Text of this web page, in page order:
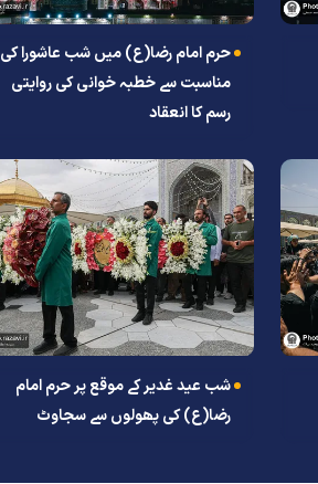
حرم امام رضا(ع) میں شب عاشورا کی
مناسبت سے خطبہ خوانی کی روایتی
رسم کا انعقاد
شب عید غدیر کے موقع پر حرم امام
رضا(ع) کی پھولوں سے سجاوٹ